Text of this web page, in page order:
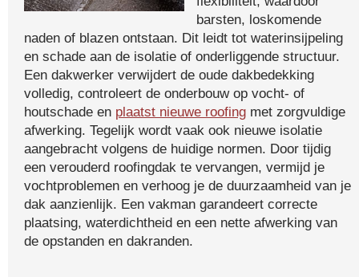
barsten, loskomende
naden of blazen ontstaan. Dit leidt tot waterinsijpeling
en schade aan de isolatie of onderliggende structuur.
Een dakwerker verwijdert de oude dakbedekking
volledig, controleert de onderbouw op vocht- of
houtschade en plaatst nieuwe roofing met zorgvuldige
afwerking. Tegelijk wordt vaak ook nieuwe isolatie
aangebracht volgens de huidige normen. Door tijdig
een verouderd roofingdak te vervangen, vermijd je
vochtproblemen en verhoog je de duurzaamheid van je
dak aanzienlijk. Een vakman garandeert correcte
plaatsing, waterdichtheid en een nette afwerking van
de opstanden en dakranden.